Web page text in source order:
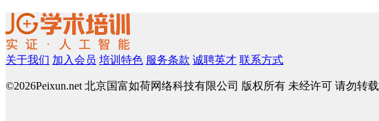
关于我们 加入会员 培训特色 服务条款 诚聘英才 联系方式
©2026Peixun.net 北京国富如荷网络科技有限公司 版权所有 未经许可 请勿转载